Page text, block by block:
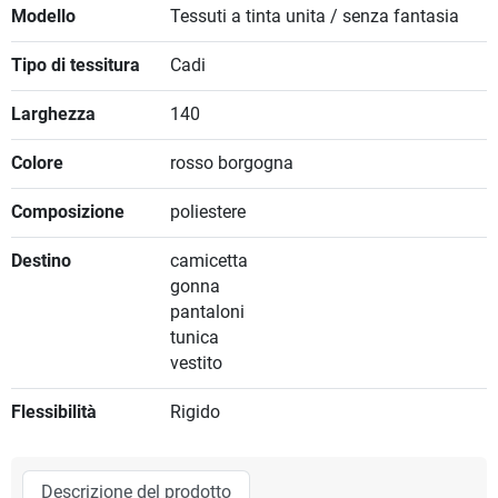
Modello Tessuti a tinta unita / senza fantasia
Tipo di tessitura Cadi
Larghezza 140
Colore rosso borgogna
Composizione poliestere
Destino
camicetta
gonna
pantaloni
tunica
vestito
Flessibilità Rigido
Descrizione del prodotto